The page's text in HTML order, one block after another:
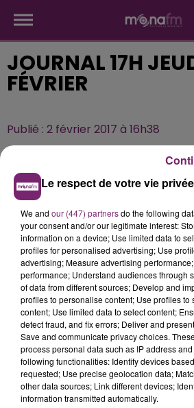
JOURNAL 17H
FÉVRIER
Publié : 2 février 2017 à 16h38
Le respect de votre vie
We and our (447) partnersdo the following
your consent and/or our legitimate interest:
information on a device; Use limited data to
profiles for personalised advertising; Use
advertising; Measure advertising
performance; Understand audiences through
of data from different sources; Develop and
profiles to personalise content; Use profiles to
content; Use limited data to select content;
detect fraud, and fix errors; Deliver and
Save and communicate privacy choices.
process personal data such as IP address
following functionalities: Identify devices
requested; Use precise geolocation data;
other data sources; Link different devices;
information transmitted automatically.